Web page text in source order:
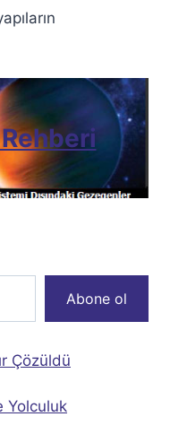
Abone ol
Çözüldü
Yolculuk